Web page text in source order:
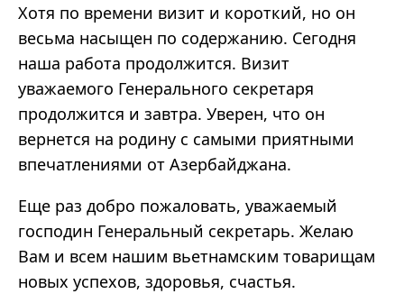
Хотя по времени визит и короткий, но он
весьма насыщен по содержанию. Сегодня
наша работа продолжится. Визит
уважаемого Генерального секретаря
продолжится и завтра. Уверен, что он
вернется на родину с самыми приятными
впечатлениями от Азербайджана.
Еще раз добро пожаловать, уважаемый
господин Генеральный секретарь. Желаю
Вам и всем нашим вьетнамским товарищам
новых успехов, здоровья, счастья.